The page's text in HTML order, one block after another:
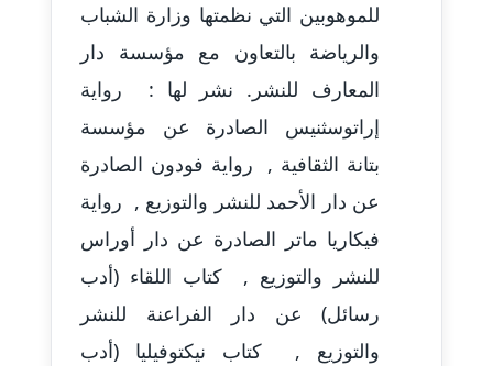
مدونة أسماء نور الدين
عاملة
مدونة اسماعيل ابو زيد
عاملة
مدونة اسماعيل محسن
عاملة
مدونة اسيمة اسامه
عاملة
للموهوبين التي نظمتها وزارة الشباب
والرياضة بالتعاون مع مؤسسة دار
المعارف للنشر. نشر لها : رواية
إراتوسثنيس الصادرة عن مؤسسة
بتانة الثقافية , رواية فودون الصادرة
عن دار الأحمد للنشر والتوزيع , رواية
فيكاريا ماتر الصادرة عن دار أوراس
للنشر والتوزيع , كتاب اللقاء (أدب
رسائل) عن دار الفراعنة للنشر
والتوزيع , كتاب نيكتوفيليا (أدب